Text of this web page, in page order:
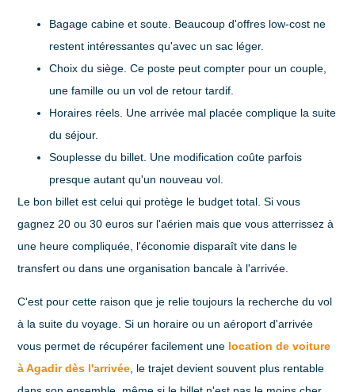
Bagage cabine et soute . Beaucoup d'offres low-cost ne
restent intéressantes qu'avec un sac léger.
Choix du siège . Ce poste peut compter pour un couple,
une famille ou un vol de retour tardif.
Horaires réels . Une arrivée mal placée complique la suite
du séjour.
Souplesse du billet . Une modification coûte parfois
presque autant qu'un nouveau vol.
Le bon billet est celui qui protège le budget total. Si vous
gagnez 20 ou 30 euros sur l'aérien mais que vous atterrissez à
une heure compliquée, l'économie disparaît vite dans le
transfert ou dans une organisation bancale à l'arrivée.
C'est pour cette raison que je relie toujours la recherche du vol
à la suite du voyage. Si un horaire ou un aéroport d'arrivée
vous permet de récupérer facilement une location de voiture
à Agadir dès l'arrivée , le trajet devient souvent plus rentable